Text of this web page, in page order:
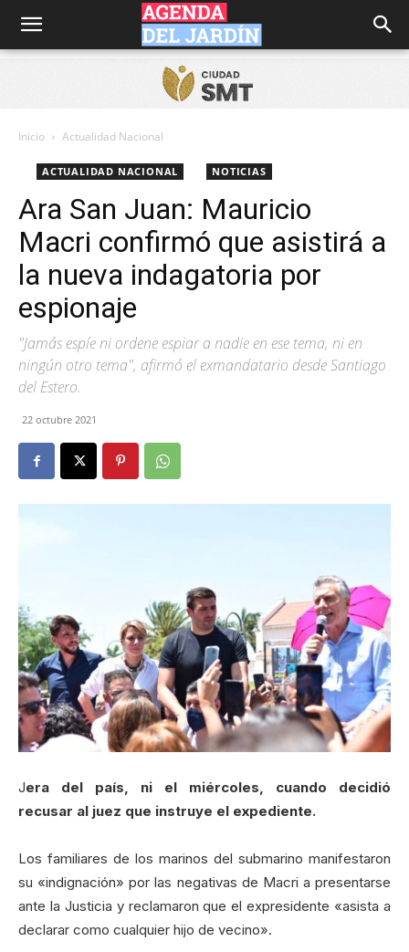
Agenda
Jardín
Inicio Actualidad Nacional
ACTUALIDAD NACIONAL NOTICIAS
Ara San Juan: Mauricio
Macri confirmó que asistirá a
la nueva indagatoria por
espionaje
"Jamás espíe ni ordene espiar a nadie en ese tema, ni en
ningún otro tema", afirmó el exmandatario desde Santiago
del Estero.
22 octubre 2021
Jera del país, ni el miércoles, cuando decidió
recusar al juez que instruye el expediente.
Los familiares de los marinos del submarino manifestaron
su «indignación» por las negativas de Macri a presentarse
ante la Justicia y reclamaron que el expresidente «asista a
declarar como cualquier hijo de vecino».